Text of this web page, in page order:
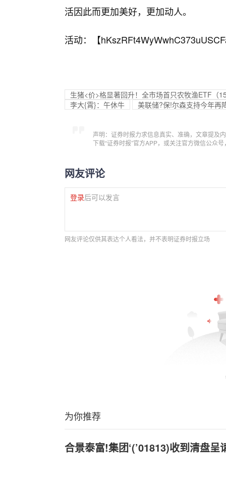
活因此而更加美好，更加动人。
活动：【
生猪<价>格显著回升！全市场首只农牧渔ETF（
李大{霄}：午休牛
美联储?保!尔森支持今年再
声明：证券时报力求信息真实、准确，文章提及
下载“证券时报”官方APP，或关注官方微信公众
网友评论
登录后可以发言
网友评论仅供其表达个人看法，并不表明证券时报立场
为你推荐
合景泰富!集团‘(’01813)收到清盘